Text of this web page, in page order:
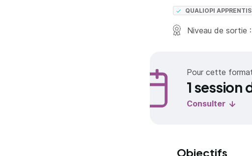
QUALIOPI
Niveau de sortie
Pour cette
1 session
Consulter
Objectifs